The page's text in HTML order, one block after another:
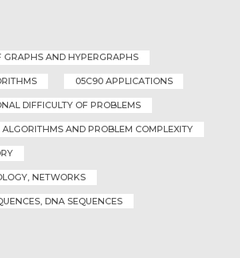
GRAPHS AND HYPERGRAPHS
05C90 APPLICATIONS
DIFFICULTY OF PROBLEMS
AND PROBLEM COMPLEXITY
NETWORKS
DNA SEQUENCES